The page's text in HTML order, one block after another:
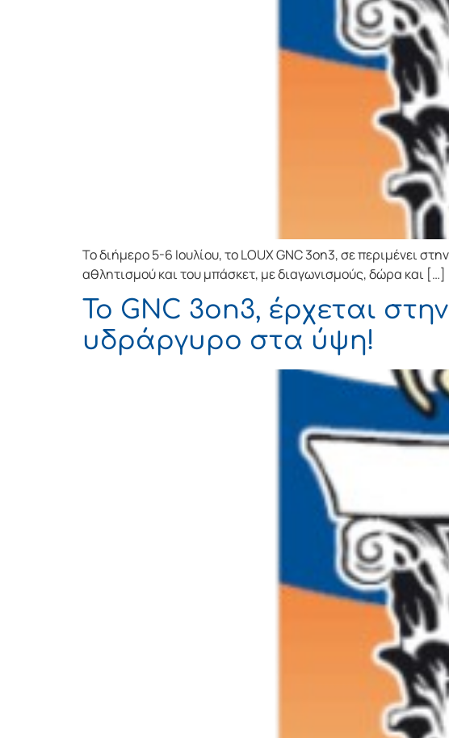
Το διήμερο 5-6 Ιουλίου, το LOUX GNC 3on3, σε περιμένει
αθλητισμού και του μπάσκετ, με διαγωνισμούς, δώρα και […]
Το GNC 3on3, έρχεται
υδράργυρο στα ύψη!